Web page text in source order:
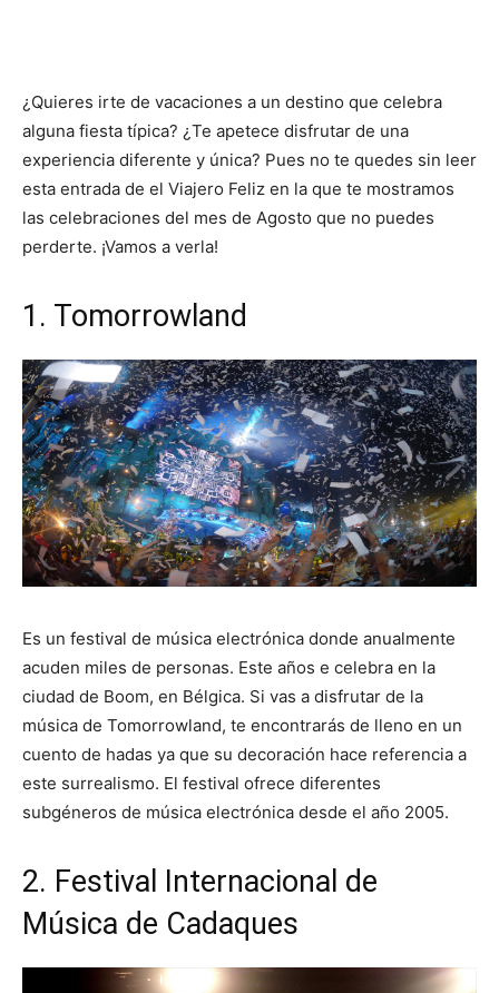
¿Quieres irte de vacaciones a un destino que celebra
alguna fiesta típica? ¿Te apetece disfrutar de una
experiencia diferente y única? Pues no te quedes sin leer
esta entrada de el Viajero Feliz en la que te mostramos
las celebraciones del mes de Agosto que no puedes
perderte. ¡Vamos a verla!
1. Tomorrowland
Es un festival de música electrónica donde anualmente
acuden miles de personas. Este años e celebra en la
ciudad de Boom, en Bélgica. Si vas a disfrutar de la
música de Tomorrowland, te encontrarás de lleno en un
cuento de hadas ya que su decoración hace referencia a
este surrealismo. El festival ofrece diferentes
subgéneros de música electrónica desde el año 2005.
2. Festival Internacional de
Música de Cadaques